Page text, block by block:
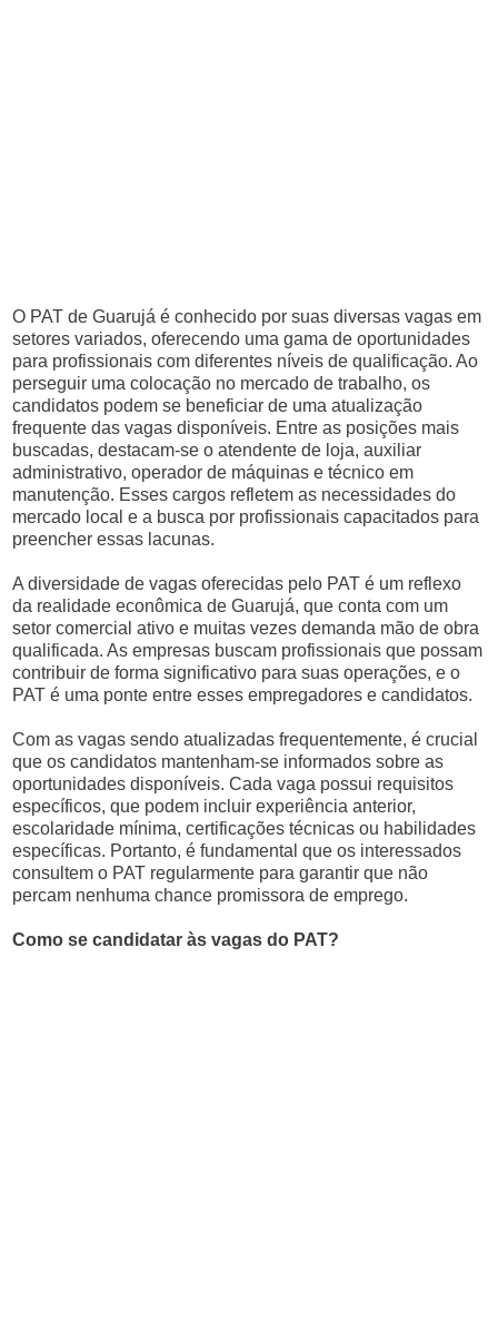
O PAT de Guarujá é conhecido por suas diversas vagas em
setores variados, oferecendo uma gama de oportunidades
para profissionais com diferentes níveis de qualificação. Ao
perseguir uma colocação no mercado de trabalho, os
candidatos podem se beneficiar de uma atualização
frequente das vagas disponíveis. Entre as posições mais
buscadas, destacam-se o atendente de loja, auxiliar
administrativo, operador de máquinas e técnico em
manutenção. Esses cargos refletem as necessidades do
mercado local e a busca por profissionais capacitados para
preencher essas lacunas.
A diversidade de vagas oferecidas pelo PAT é um reflexo
da realidade econômica de Guarujá, que conta com um
setor comercial ativo e muitas vezes demanda mão de obra
qualificada. As empresas buscam profissionais que possam
contribuir de forma significativo para suas operações, e o
PAT é uma ponte entre esses empregadores e candidatos.
Com as vagas sendo atualizadas frequentemente, é crucial
que os candidatos mantenham-se informados sobre as
oportunidades disponíveis. Cada vaga possui requisitos
específicos, que podem incluir experiência anterior,
escolaridade mínima, certificações técnicas ou habilidades
específicas. Portanto, é fundamental que os interessados
consultem o PAT regularmente para garantir que não
percam nenhuma chance promissora de emprego.
Como se candidatar às vagas do PAT?